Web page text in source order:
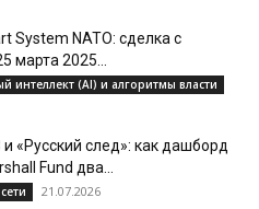
System NATO: сделка с
марта 2025...
интеллект (AI) и алгоритмы власти
и «Русский след»: как дашборд
Fund два...
21.07.2026